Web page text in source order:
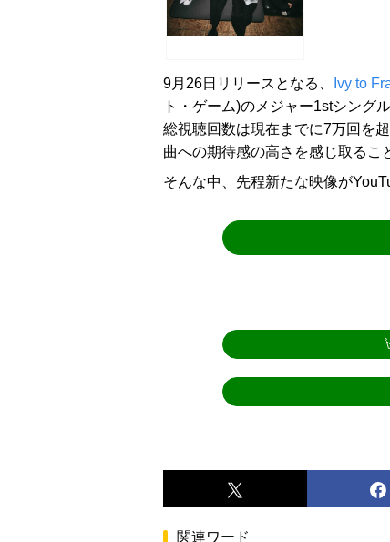
9月26日リリースとなる、 Ivy to
ト・ゲーム)のメジャー1stシング
総視聴回数は現在までに7万回を
曲への期待感の高さを感じ取るこ
そんな中、先程新たな映像が
関連ワード